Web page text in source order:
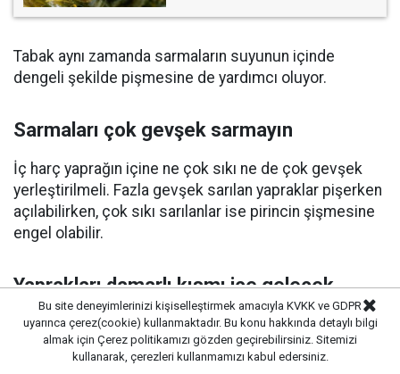
Tabak aynı zamanda sarmaların suyunun içinde
dengeli şekilde pişmesine de yardımcı oluyor.
Sarmaları çok gevşek sarmayın
İç harç yaprağın içine ne çok sıkı ne de çok gevşek
yerleştirilmeli. Fazla gevşek sarılan yapraklar pişerken
açılabilirken, çok sıkı sarılanlar ise pirincin şişmesine
engel olabilir.
Yaprakları damarlı kısmı içe gelecek
şekilde kullanın
Yaprağın damarlı yüzeyinin iç tarafa gelecek şekilde
Bu site deneyimlerinizi kişiselleştirmek amacıyla KVKK ve GDPR
uyarınca çerez(cookie) kullanmaktadır. Bu konu hakkında detaylı bilgi
almak için Çerez politikamızı gözden geçirebilirsiniz. Sitemizi
kullanarak, çerezleri kullanmamızı kabul edersiniz.